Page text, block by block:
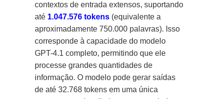
contextos de entrada extensos, suportando
até 1.047.576 tokens (equivalente a
aproximadamente 750.000 palavras). Isso
corresponde à capacidade do modelo
GPT-4.1 completo, permitindo que ele
processe grandes quantidades de
informação. O modelo pode gerar saídas
de até 32.768 tokens em uma única